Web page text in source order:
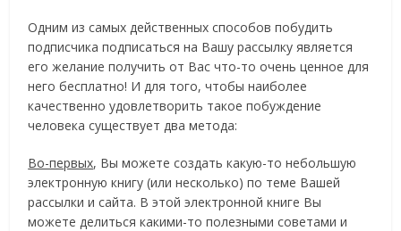
Одним из самых действенных способов побудить
подписчика подписаться на Вашу рассылку является
его желание получить от Вас что-то очень ценное для
него бесплатно! И для того, чтобы наиболее
качественно удовлетворить такое побуждение
человека существует два метода:
Во-первых, Вы можете создать какую-то небольшую
электронную книгу (или несколько) по теме Вашей
рассылки и сайта. В этой электронной книге Вы
можете делиться какими-то полезными советами и